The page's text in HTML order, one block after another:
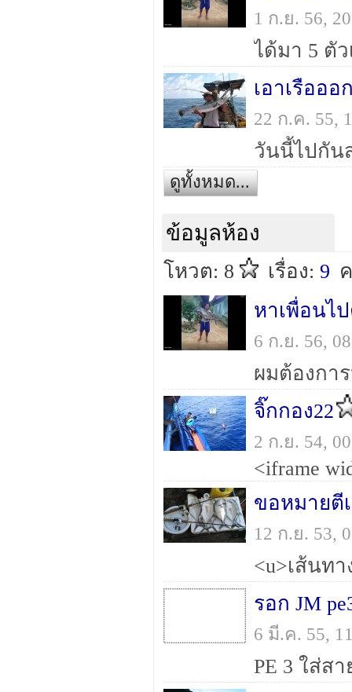
1 ก.ย. 56,
ได้มา 5 ตั
เอาเรืออ
22 ก.ค. 55,
ดูทั้งหมด...
ข้อมูลห้อง
โหวต: 8 เรื่อง:9
หาเพื่อนไ
6 ก.ย. 56,
จิ๊กกอง22
2 ก.ย. 54,
ขอหมายตี
12 ก.ย. 53,
รอก JM
6 มี.ค. 55,